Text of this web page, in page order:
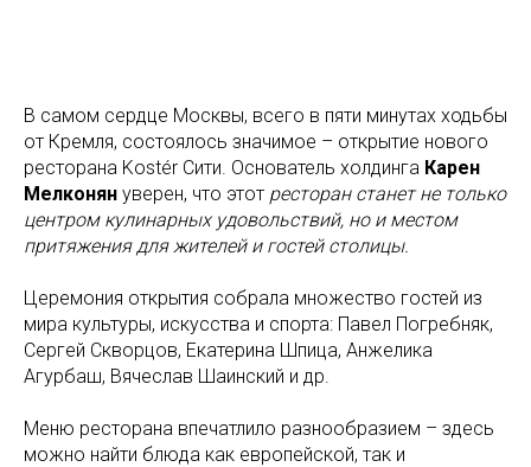
В самом сердце Москвы, всего в пяти минутах ходьбы
от Кремля, состоялось значимое – открытие нового
ресторана Kostér Сити. Основатель холдинга Карен
Мелконян уверен, что этот ресторан станет не только
центром кулинарных удовольствий, но и местом
притяжения для жителей и гостей столицы.
Церемония открытия собрала множество гостей из
мира культуры, искусства и спорта: Павел Погребняк,
Сергей Скворцов, Екатерина Шпица, Анжелика
Агурбаш, Вячеслав Шаинский и др.
Меню ресторана впечатлило разнообразием – здесь
можно найти блюда как европейской, так и